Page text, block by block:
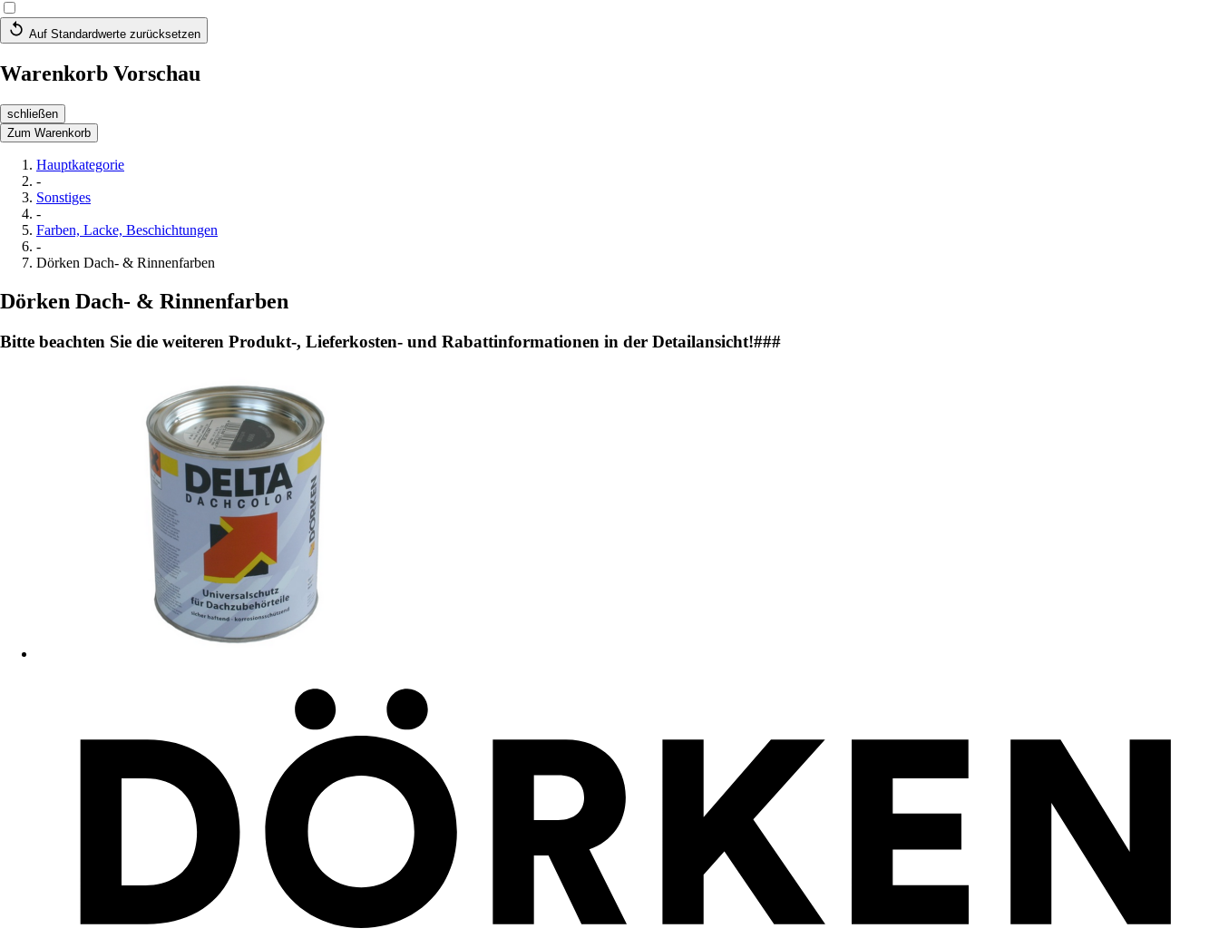
Auf Standardwerte zurücksetzen
Warenkorb Vorschau
schließen
Zum Warenkorb
Hauptkategorie
-
Sonstiges
-
Farben, Lacke, Beschichtungen
-
Dörken Dach- & Rinnenfarben
Dörken Dach- & Rinnenfarben
Bitte beachten Sie die weiteren Produkt-, Lieferkosten- und Rabattinformationen in der Detailansicht!###